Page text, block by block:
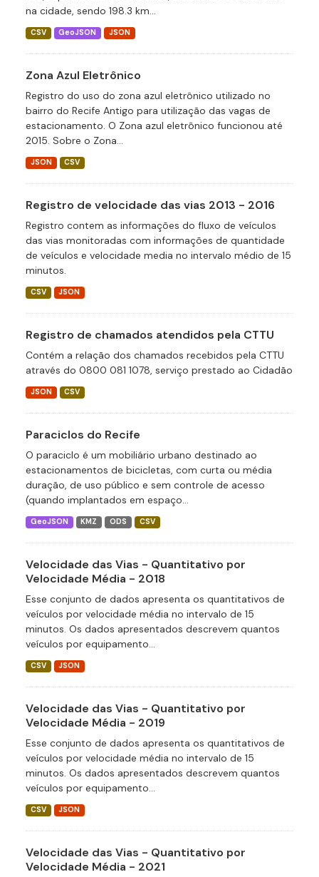
na cidade, sendo 198.3 km...
CSV GeoJSON JSON
Zona Azul Eletrônico
Registro do uso do zona azul eletrônico utilizado no
bairro do Recife Antigo para utilização das vagas de
estacionamento. O Zona azul eletrônico funcionou até
2015. Sobre o Zona...
JSON CSV
Registro de velocidade das vias 2013 - 2016
Registro contem as informações do fluxo de veículos
das vias monitoradas com informações de quantidade
de veículos e velocidade media no intervalo médio de 15
minutos.
CSV JSON
Registro de chamados atendidos pela CTTU
Contém a relação dos chamados recebidos pela CTTU
através do 0800 081 1078, serviço prestado ao Cidadão
JSON CSV
Paraciclos do Recife
O paraciclo é um mobiliário urbano destinado ao
estacionamentos de bicicletas, com curta ou média
duração, de uso público e sem controle de acesso
(quando implantados em espaço...
GeoJSON KMZ ODS CSV
Velocidade das Vias - Quantitativo por
Velocidade Média - 2018
Esse conjunto de dados apresenta os quantitativos de
veículos por velocidade média no intervalo de 15
minutos. Os dados apresentados descrevem quantos
veículos por equipamento...
CSV JSON
Velocidade das Vias - Quantitativo por
Velocidade Média - 2019
Esse conjunto de dados apresenta os quantitativos de
veículos por velocidade média no intervalo de 15
minutos. Os dados apresentados descrevem quantos
veículos por equipamento...
CSV JSON
Velocidade das Vias - Quantitativo por
Velocidade Média - 2021